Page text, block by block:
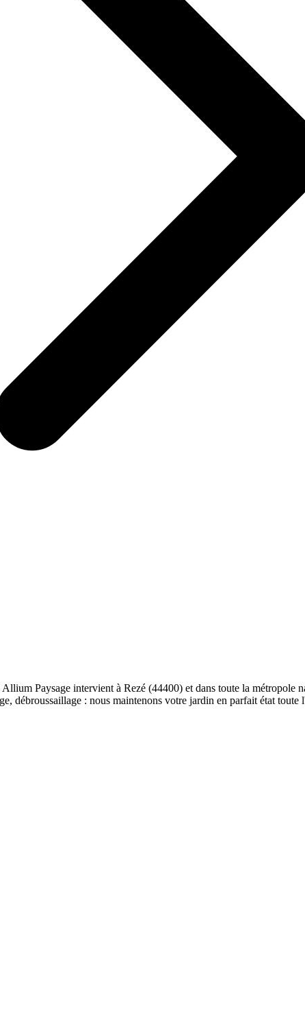
Paysage intervient à Rezé (44400) et dans toute la métropole
débroussaillage : nous maintenons votre jardin en parfait état toute